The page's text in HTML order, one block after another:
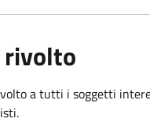
rivolto
a tutti i soggetti